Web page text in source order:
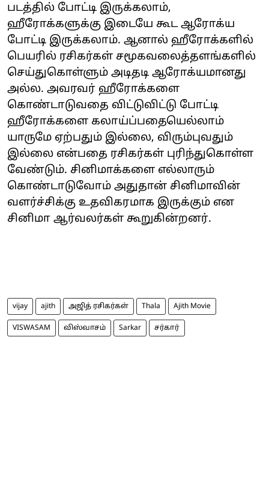
படத்தில் போட்டி இருக்கலாம்,
ஹீரோக்களுக்கு இடையே கூட ஆரோக்ய
போட்டி இருக்கலாம். ஆனால் ஹீரோக்களில்
பெயரில் ரசிகர்கள் சமூகவலைத்தளங்களில்
செய்துகொள்ளும் அடிதடி ஆரோக்யமானது
அல்ல. அவரவர் ஹீரோக்களை
கொண்டாடுவதை விட்டுவிட்டு போட்டி
ஹீரோக்களை கலாய்ப்பதையெல்லாம்
யாருமே ஏற்பதும் இல்லை, விரும்புவதும்
இல்லை என்பதை ரசிகர்கள் புரிந்துகொள்ள
வேண்டும். சினிமாக்களை எல்லாரும்
கொண்டாடுவோம் அதுதான் சினிமாவின்
வளர்ச்சிக்கு உதவிகரமாக இருக்கும் என
சினிமா ஆர்வலர்கள் கூறுகின்றனர்.
vijay ajith அஜித் ரசிகர்கள் Thala Ajith Movie
VISWASAM விஸ்வாசம் Sarkar சர்கார்